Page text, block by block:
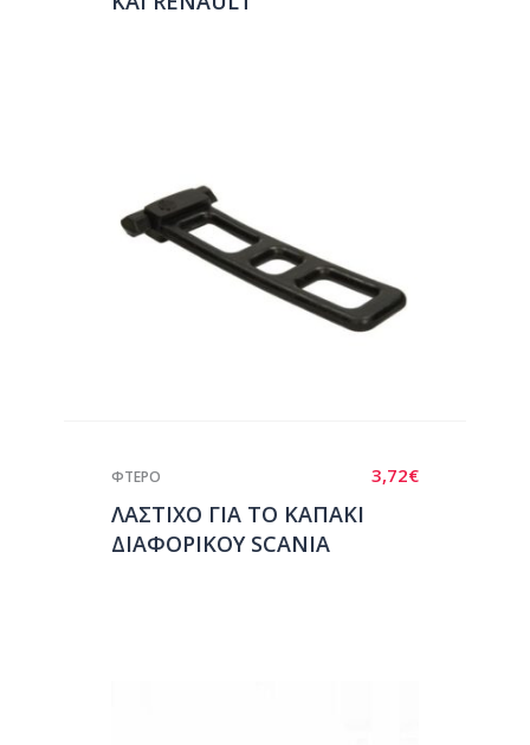
3,72€
ΦΤΕΡΟ
ΛΑΣΤΙΧΟ ΓΙΑ ΤΟ ΚΑΠΑΚΙ
ΔΙΑΦΟΡΙΚΟΥ SCANIA